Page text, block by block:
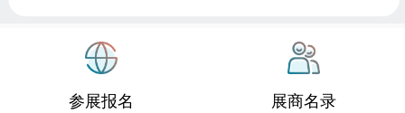
参展报名 展商名录